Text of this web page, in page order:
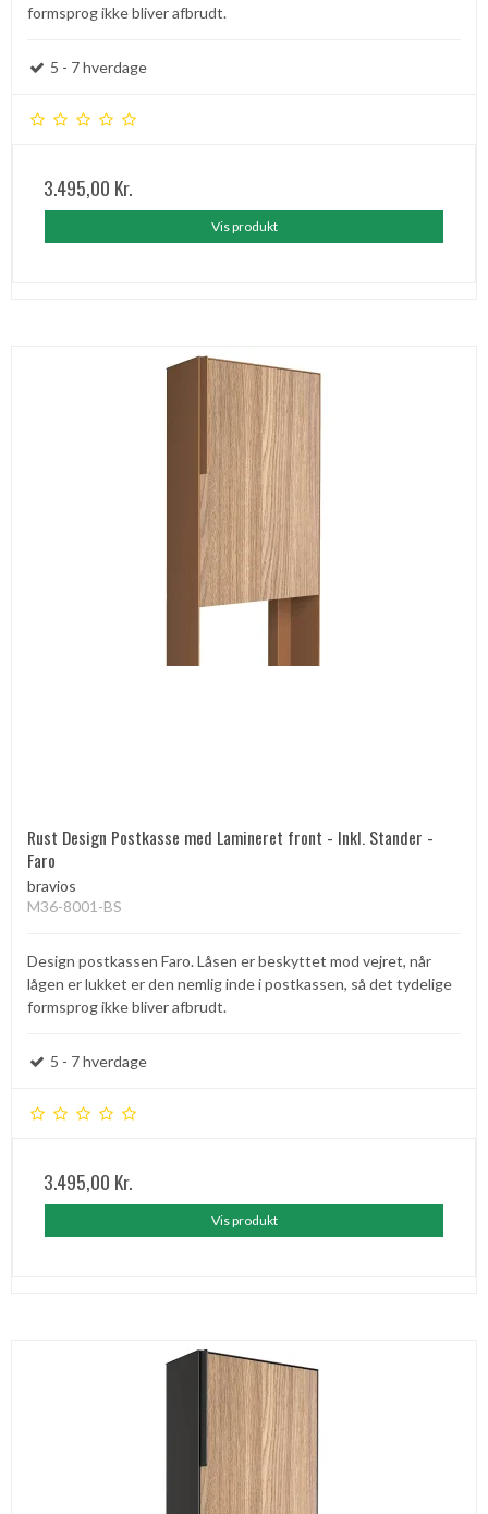
formsprog ikke bliver afbrudt.
5 - 7 hverdage
3.495,00 Kr.
Vis produkt
Rust Design Postkasse med Lamineret front - Inkl. Stander -
Faro
bravios
M36-8001-BS
Design postkassen Faro. Låsen er beskyttet mod vejret, når
lågen er lukket er den nemlig inde i postkassen, så det tydelige
formsprog ikke bliver afbrudt.
5 - 7 hverdage
3.495,00 Kr.
Vis produkt